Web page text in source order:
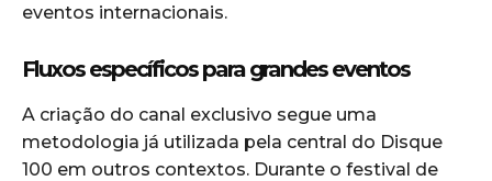
eventos internacionais.
Fluxos específicos para grandes eventos
A criação do canal exclusivo segue uma
metodologia já utilizada pela central do Disque
100 em outros contextos. Durante o festival de